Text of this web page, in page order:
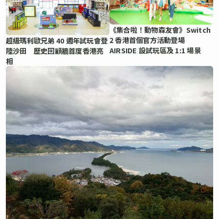
超級瑪利歐兄弟 40 週年試玩會登
陸沙田 歷史回顧牆首度香港亮
相
《集合啦！動物森友會》Switch
2 香港首個官方活動登場
AIRSIDE 設試玩區及 1:1 場景